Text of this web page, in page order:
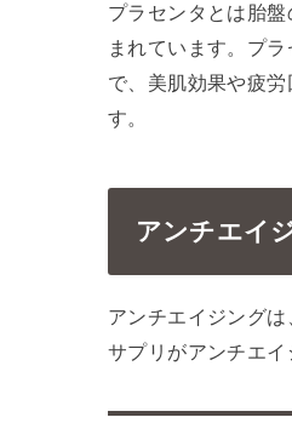
プラセンタとは胎
まれています。プ
で、美肌効果や疲
す。
アンチエイ
アンチエイジング
サプリがアンチエイ